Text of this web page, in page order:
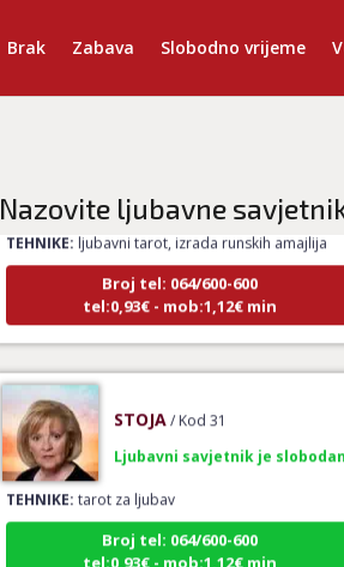
Brak Zabava Slobodno vrijeme
Nazovite ljubavne
ljubavni tarot, izrada runskih amajlija
Broj tel: 064/600-600
tel:0,93€ - mob:1,12€ min
TEHNIKE:tarot za ljubav
Broj tel: 064/600-600
tel:0,93€ - mob:1,12€ min